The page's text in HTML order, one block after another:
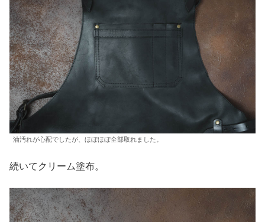
油汚れが心配でしたが、ほぼほぼ全部取れました。
続いてクリーム塗布。